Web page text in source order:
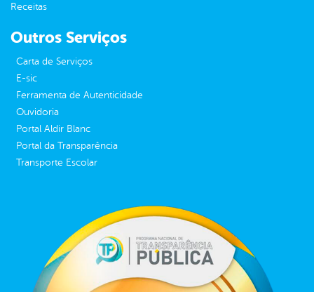
Receitas
Outros Serviços
Carta de Serviços
E-sic
Ferramenta de Autenticidade
Ouvidoria
Portal Aldir Blanc
Portal da Transparência
Transporte Escolar